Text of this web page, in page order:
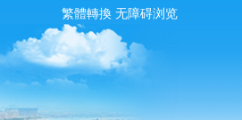
繁體轉換 无障碍浏览